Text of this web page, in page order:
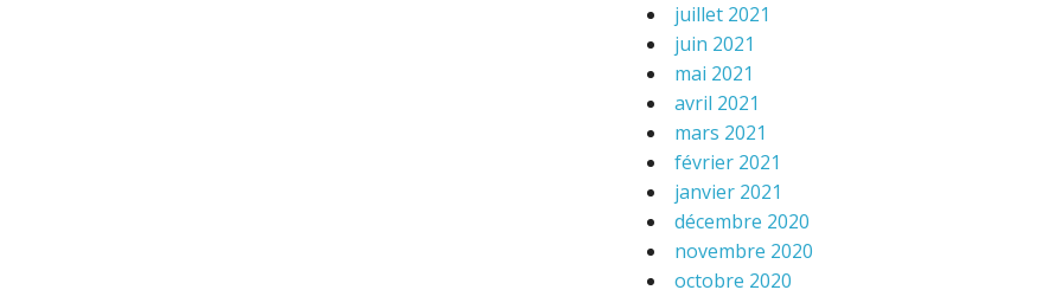
juillet 2021
juin 2021
mai 2021
avril 2021
mars 2021
février 2021
janvier 2021
décembre 2020
novembre 2020
octobre 2020